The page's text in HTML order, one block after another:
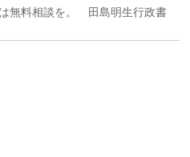
無料相談を。 田島明生行政書